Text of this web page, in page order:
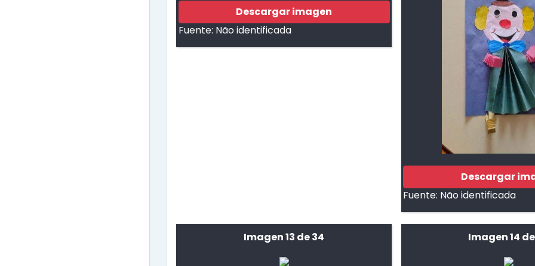
Descargar imagen
Fuente: Não identificada
Descargar
Fuente: Não identificada
Imagen 13 de 34 Imagen 14